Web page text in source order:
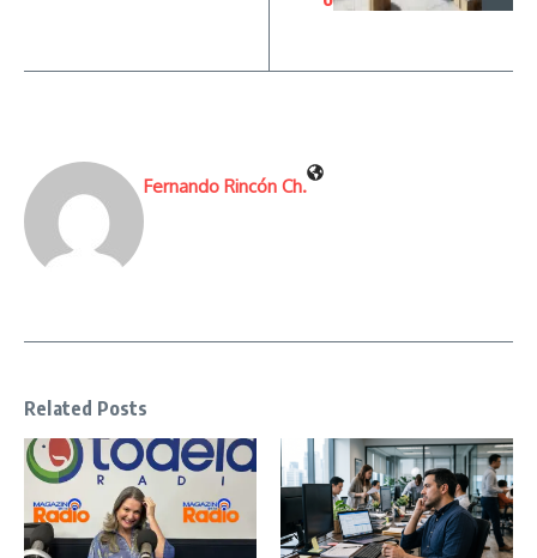
Fernando Rincón Ch.
Related Posts